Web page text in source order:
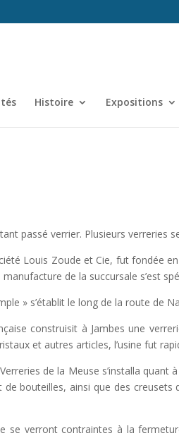
Histoire Expositions
passé verrier. Plusieurs verreries
Louis Zoude et Cie, fut fondée
de la succursale s’est
» s’établit le long de la route de
construisit à Jambes une
et autres articles, l’usine fut
de la Meuse s’installa
bouteilles, ainsi que des
se verront contraintes à la